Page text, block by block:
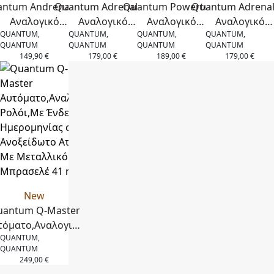
Andrenaline
Αναλογικό
Ημερομηνίας
Ατσάλι
Με Μεταλλικό
43 mm
QUANTUM,
QUANTUM
149,90€
Quantum Adrenaline
Αναλογικό
Ρολόι,Χρονόγραφος,Με
Ένδειξη Ημερομηνίας
σε Ανοξείδωτο Ατσάλι
Σιλικόνης 41 mm
QUANTUM,
QUANTUM
179,00€
Quantum Powertech
Αναλογικό
Ρολόι,Χρονόγραφος,Με
Ένδειξη Ημερομηνίας
QUANTUM,
QUANTUM
189,00€
Quantum
Αναλογικό
Ένδειξη
QUANTUM,
QUANTUM
179,00€
New
Q-Master
Ένδειξη
σε
QUANTUM,
QUANTUM
249,00€